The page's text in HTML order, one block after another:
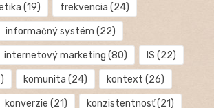
(19) frekvencia (24)
informačný systém (22)
internetový marketing (80) IS (22)
komunita (24) kontext (26)
konverzie (21) konzistentnosť(21)